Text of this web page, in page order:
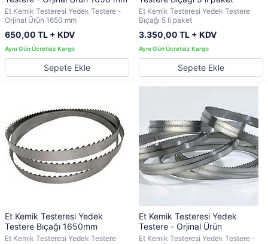
Et Kemik Testeresi Yedek Testere -
Orjinal Ürün 1650 mm
650,00 TL + KDV
Sepete Ekle
Et Kemik Testeresi Yedek Testere
Bıçağı 5 li paket
3.350,00 TL + KDV
Sepete Ekle
Et Kemik Testeresi Yedek
Testere Bıçağı 1650mm
Et Kemik Testeresi Yedek Testere
Et Kemik Testeresi Yedek
Testere - Orjinal Ürün
Et Kemik Testeresi Yedek Testere -